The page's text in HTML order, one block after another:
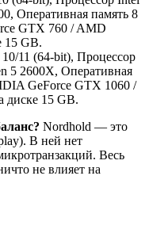
Оперативная память 8
GTX 760 / AMD
15 GB.
11 (64-bit), Процессор
5 2600X, Оперативная
GeForce GTX 1060 /
диске 15 GB.
Nordhold — это
В ней нет
Весь
не влияет на